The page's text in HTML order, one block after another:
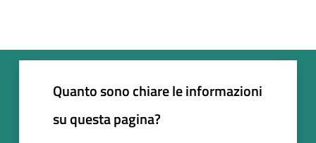
Quanto sono chiare le informazioni
su questa pagina?